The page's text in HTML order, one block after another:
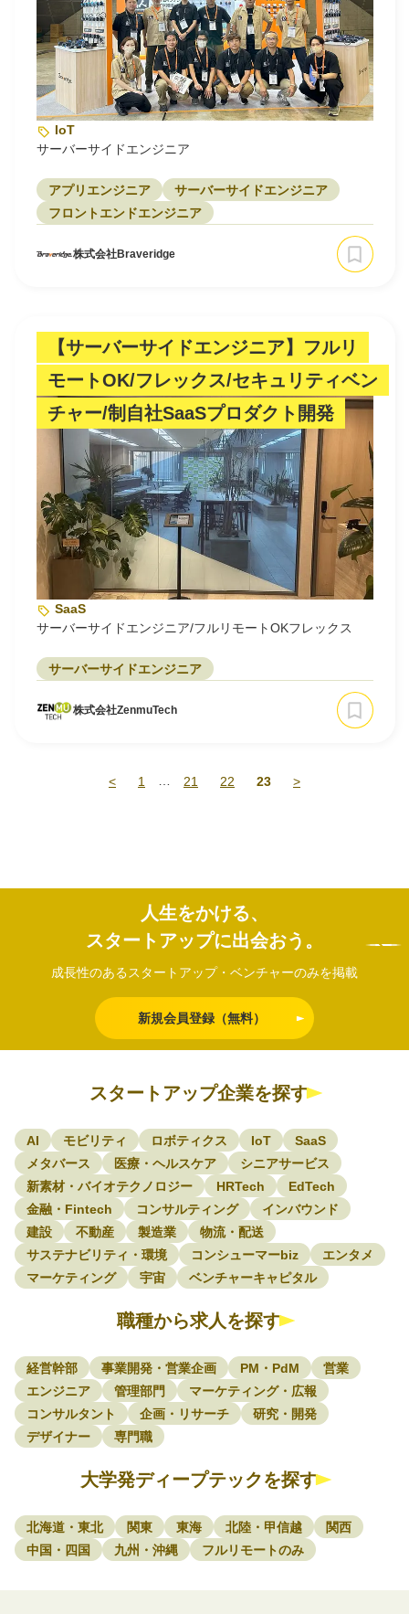
IoT
サーバーサイドエンジニア
アプリエンジニア
サーバーサイドエンジニア
フロントエンドエンジニア
株式会社Braveridge
【サーバーサイドエンジニア】フルリ
モートOK/フレックス/セキュリティベン
チャー/制自社SaaSプロダクト開発
SaaS
サーバーサイドエンジニア/フルリモートOKフレックス
サーバーサイドエンジニア
株式会社ZenmuTech
< 1 21 22 23 >
人生をかける、
スタートアップに出会おう。
成長性のあるスタートアップ・ベンチャーのみを掲載
新規会員登録（無料）
スタートアップ企業を探す
AI モビリティ ロボティクス IoT
SaaS
メタバース
医療・ヘルスケア
シニアサービス
新素材・バイオテクノロジー
HRTech
EdTech
金融・Fintech
コンサルティング
インバウンド
建設
不動産 製造業
物流・配送
サステナビリティ・環境
コンシューマーbiz
エンタメ
マーケティング
宇宙 ベンチャーキャピタル
職種から求人を探す
経営幹部 事業開発・営業企画 PM・PdM
営業
エンジニア
管理部門
マーケティング・広報
コンサルタント
企画・リサーチ
研究・開発
デザイナー
専門職
大学発ディープテックを探す
北海道・東北 関東 東海 北陸・甲信越
関西
中国・四国
九州・沖縄 フルリモートのみ